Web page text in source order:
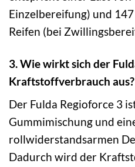
Einzelbereifung) und
Reifen (bei
3. Wie wirkt sich der
Kraftstoffverbrauch aus?
Der Fulda Regioforce 3
Gummimischung und
rollwiderstandsarmen
Dadurch wird der